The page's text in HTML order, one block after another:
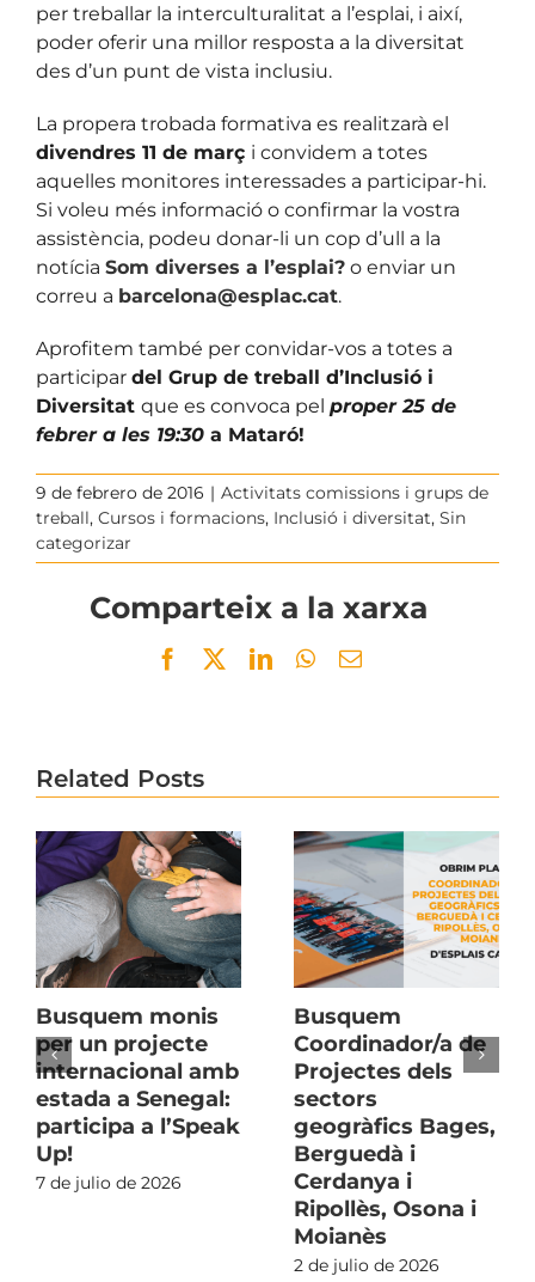
per treballar la interculturalitat a l’esplai, i així,
poder oferir una millor resposta a la diversitat
des d’un punt de vista inclusiu.
La propera trobada formativa es realitzarà el
divendres 11 de març i convidem a totes
aquelles monitores interessades a participar-hi.
Si voleu més informació o confirmar la vostra
assistència, podeu donar-li un cop d’ull a la
notícia Som diverses a l’esplai? o enviar un
correu a barcelona@esplac.cat.
Aprofitem també per convidar-vos a totes a
participar del Grup de treball d’Inclusió i
Diversitat que es convoca pel proper 25 de
febrer a les 19:30 a Mataró!
9 de febrero de 2016 | Activitats comissions i grups de
treball, Cursos i formacions, Inclusió i diversitat, Sin
categorizar
Comparteix a la xarxa
Facebook
TwitterLinkedInWhatsApp
Email
Related Posts
Busquem monis
per un projecte
internacional amb
estada a Senegal:
participa a l’Speak
Up!
7 de julio de 2026
Busquem
Coordinador/a de
Projectes dels
sectors
geogràfics Bages,
Berguedà i
Cerdanya i
Ripollès, Osona i
Moianès
2 de julio de 2026